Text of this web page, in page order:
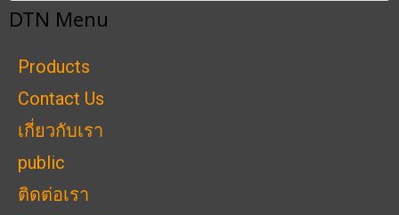
DTN Menu
Products
Contact Us
เกี่ยวกับเรา
public
ติดต่อเรา